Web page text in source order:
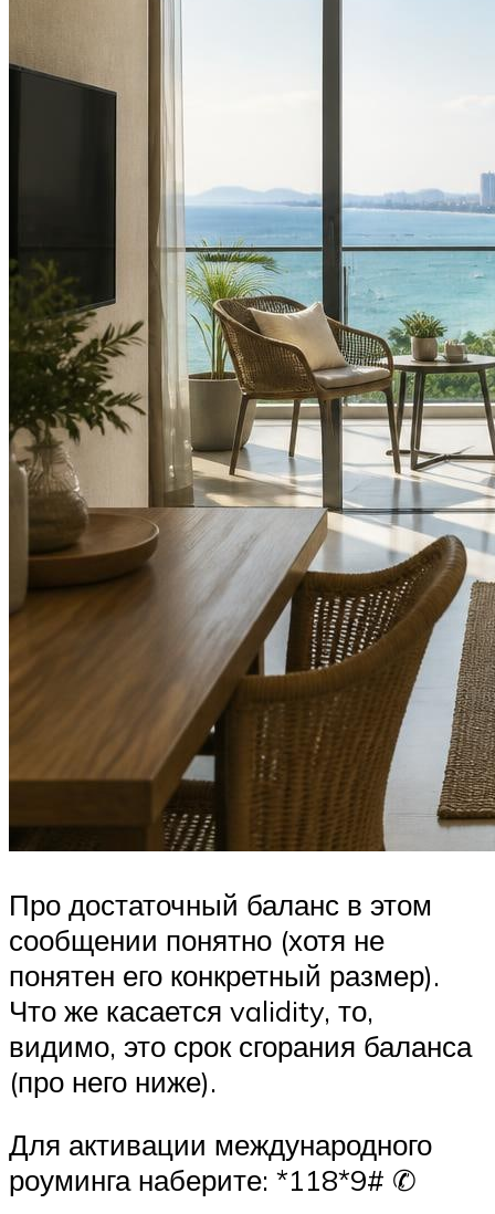
Про достаточный баланс в этом
сообщении понятно (хотя не
понятен его конкретный размер).
Что же касается validity, то,
видимо, это срок сгорания баланса
(про него ниже).
Для активации международного
роуминга наберите: *118*9# ✆